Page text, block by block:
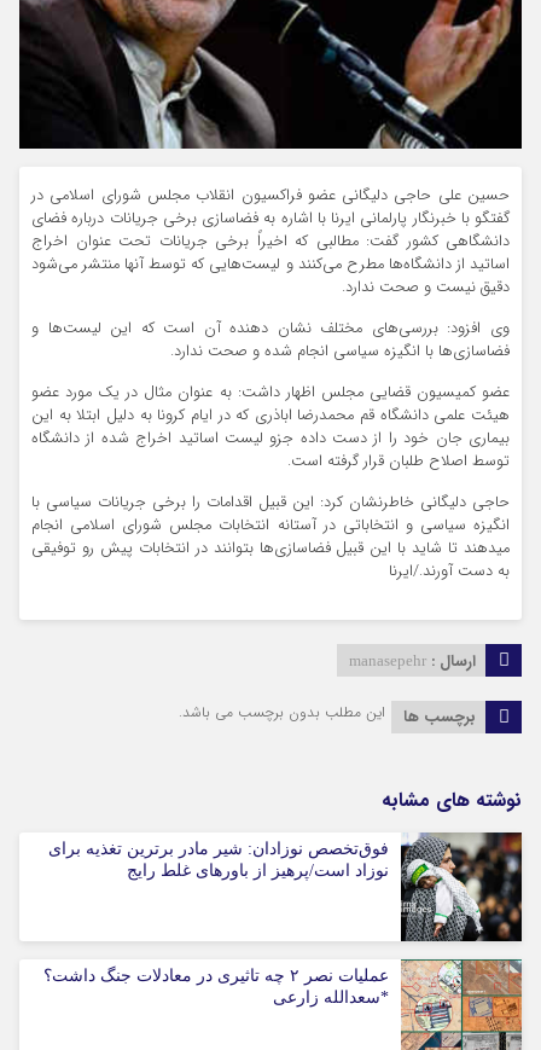
حسین علی حاجی دلیگانی عضو فراکسیون انقلاب مجلس شورای اسلامی در
گفتگو با خبرنگار پارلمانی ایرنا با اشاره به فضاسازی برخی جریانات درباره فضای
دانشگاهی کشور گفت: مطالبی که اخیراً برخی جریانات تحت عنوان اخراج
اساتید از دانشگاه‌ها مطرح می‌کنند و لیست‌هایی که توسط آنها منتشر می‌شود
دقیق نیست و صحت ندارد.
وی افزود: بررسی‌های مختلف نشان دهنده آن است که این لیست‌ها و
فضاسازی‌ها با انگیزه سیاسی انجام شده و صحت ندارد.
عضو کمیسیون قضایی مجلس اظهار داشت: به عنوان مثال در یک مورد عضو
هیئت علمی دانشگاه قم محمدرضا اباذری که در ایام کرونا به دلیل ابتلا به این
بیماری جان خود را از دست داده جزو لیست اساتید اخراج شده از دانشگاه
توسط اصلاح طلبان قرار گرفته است.
حاجی دلیگانی خاطرنشان کرد: این قبیل اقدامات را برخی جریانات سیاسی با
انگیزه سیاسی و انتخاباتی در آستانه انتخابات مجلس شورای اسلامی انجام
میدهند تا شاید با این قبیل فضاسازی‌ها بتوانند در انتخابات پیش رو توفیقی
به دست آورند./ایرنا
ارسال : manasepehr
برچسب ها این مطلب بدون برچسب می باشد.
نوشته های مشابه
فوق‌تخصص نوزادان: شیر مادر برترین تغذیه برای
نوزاد است/پرهیز از باورهای غلط رایج
عملیات نصر ۲ چه تاثیری در معادلات جنگ داشت؟
*سعدالله زارعی